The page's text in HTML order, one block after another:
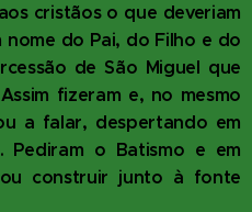
cristãos o que deveriam
nome do Pai, do Filho e do
de São Miguel que
fizeram e, no mesmo
a falar, despertando em
Pediram o Batismo e em
construir junto à fonte